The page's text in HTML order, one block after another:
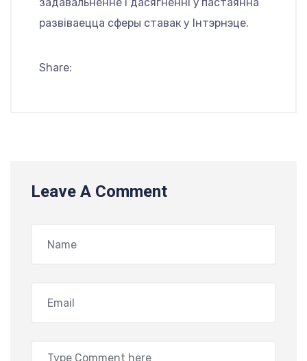
развіваецца сферы ставак у Інтэрнэце.
Share:
Leave A Comment